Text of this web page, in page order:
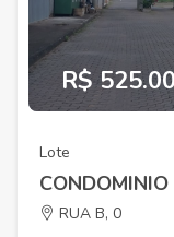
R$
Lote
RUA B, 0